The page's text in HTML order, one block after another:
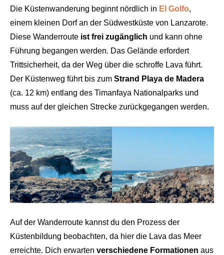
Die Küstenwanderung beginnt nördlich in El Golfo,
einem kleinen Dorf an der Südwestküste von Lanzarote.
Diese Wanderroute ist frei zugänglich und kann ohne
Führung begangen werden. Das Gelände erfordert
Trittsicherheit, da der Weg über die schroffe Lava führt.
Der Küstenweg führt bis zum Strand Playa de Madera
(ca. 12 km) entlang des Timanfaya Nationalparks und
muss auf der gleichen Strecke zurückgegangen werden.
Auf der Wanderroute kannst du den Prozess der
Küstenbildung beobachten, da hier die Lava das Meer
erreichte. Dich erwarten verschiedene Formationen aus